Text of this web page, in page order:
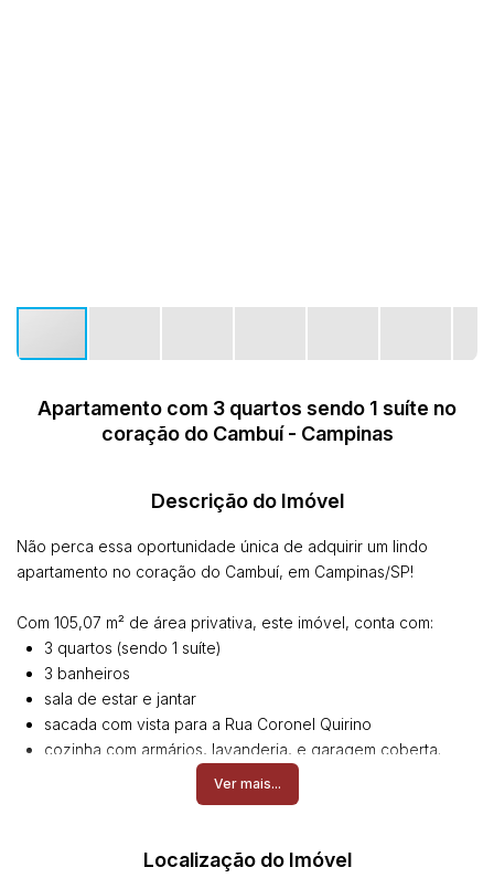
Apartamento com 3 quartos sendo 1 suíte no
coração do Cambuí - Campinas
Descrição do Imóvel
Não perca essa oportunidade única de adquirir um lindo
apartamento no coração do Cambuí, em Campinas/SP!
Com 105,07 m² de área privativa, este imóvel, conta com:
3 quartos (sendo 1 suíte)
3 banheiros
sala de estar e jantar
sacada com vista para a Rua Coronel Quirino
cozinha com armários, lavanderia, e garagem coberta.
possui armários planejados novos em todos os ambientes,
proporcionando um ambiente moderno e de alta
O condomínio oferece infraestrutura completa com 2
Ver mais...
Localização do Imóvel